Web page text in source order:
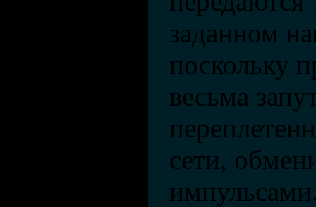
заданном
поскольку
весьма
сети,